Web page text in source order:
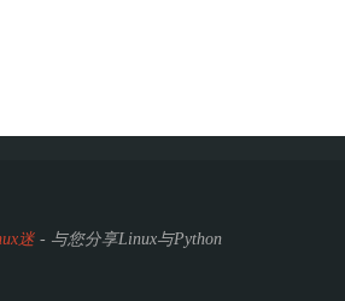
迷 - 与您分享Linux与Python